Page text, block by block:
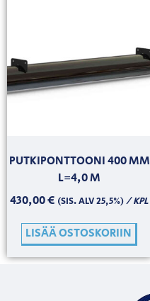
PUTKIPONTTOONI 400 MM
L=4,0 M
430,00€ (SIS. ALV 25,5%)/ KPL
LISÄÄ OSTOSKORIIN